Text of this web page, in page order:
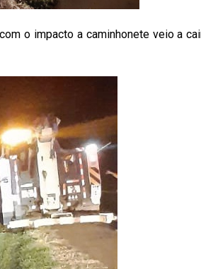
o impacto a caminhonete veio a